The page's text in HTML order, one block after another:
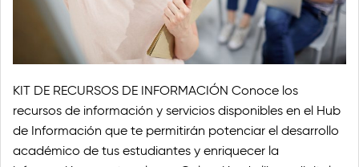
KIT DE RECURSOS DE INFORMACIÓN Conoce los
recursos de información y servicios disponibles en el Hub
de Información que te permitirán potenciar el desarrollo
académico de tus estudiantes y enriquecer la